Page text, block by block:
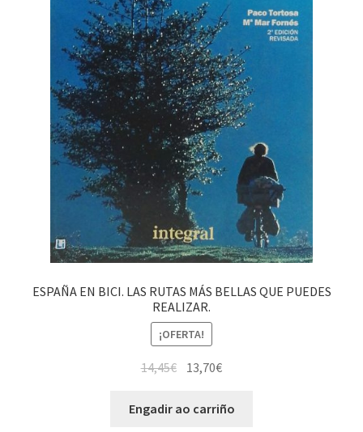
ESPAÑA EN BICI. LAS RUTAS MÁS BELLAS QUE PUEDES
REALIZAR.
¡OFERTA!
14,45€ 13,70€
Engadir ao carriño